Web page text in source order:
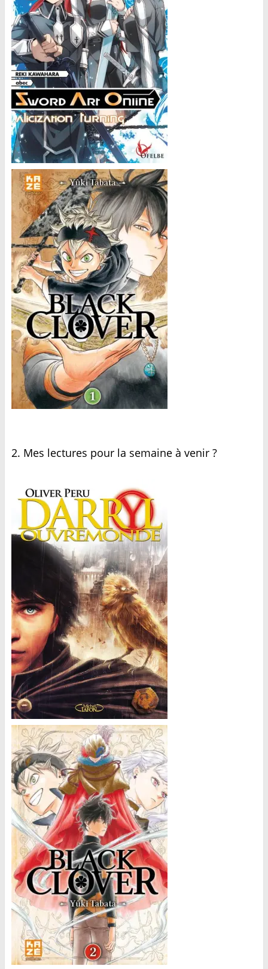
2. Mes lectures pour la semaine à venir ?